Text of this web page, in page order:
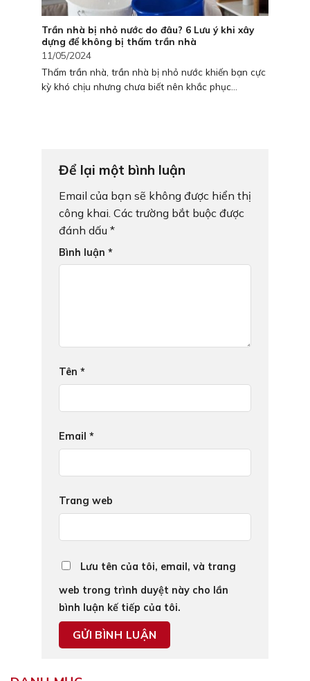
Trần nhà bị nhỏ nước do đâu? 6 Lưu ý khi xây
dựng để không bị thấm trần nhà
11/05/2024
Thấm trần nhà, trần nhà bị nhỏ nước khiến bạn cực
kỳ khó chịu nhưng chưa biết nên khắc phục...
Để lại một bình luận
Email của bạn sẽ không được hiển thị
công khai. Các trường bắt buộc được
đánh dấu *
Bình luận *
Tên *
Email *
Trang web
Lưu tên của tôi, email, và trang
web trong trình duyệt này cho lần
bình luận kế tiếp của tôi.